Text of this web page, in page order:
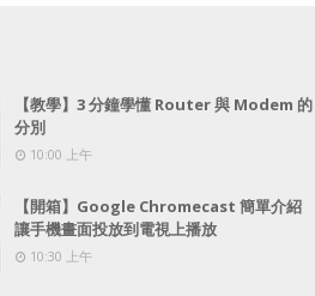
【教學】3 分鐘學懂 Router 與 Modem 的
分別
10:00 上午
【開箱】Google Chromecast 簡單介紹
讓手機畫面投放到電視上播放
10:30 上午